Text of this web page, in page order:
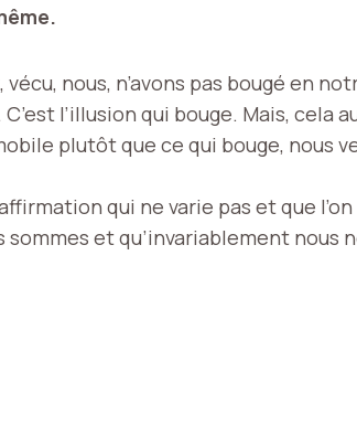
nous, n’avons pas bougé en
l’illusion qui bouge. Mais, cela
plutôt que ce qui bouge, nous
qui ne varie pas et que
sommes et qu’invariablement nous